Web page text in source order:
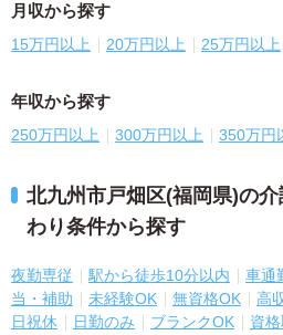
月収から探す
15万円以上 20万円以上 25万円以上
年収から探す
250万円以上 300万円以上 350万円
北九州市戸畑区(福岡県)の
わり条件から探す
夜勤専従 駅から徒歩10分以内 車通
当・補助
未経験OK 無資格OK 高
日祝休
日勤のみ ブランクOK 資